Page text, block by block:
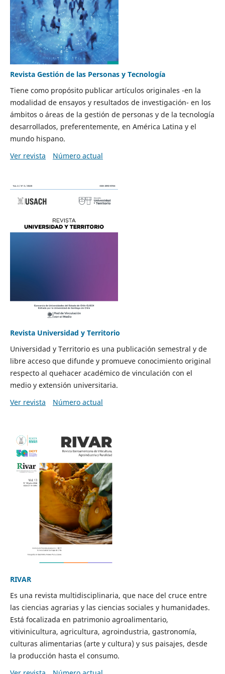
Revista Gestión de las Personas y Tecnología
Tiene como propósito publicar artículos originales -en la
modalidad de ensayos y resultados de investigación- en los
ámbitos o áreas de la gestión de personas y de la tecnología
desarrollados, preferentemente, en América Latina y el
mundo hispano.
Ver revista
Número actual
Revista Universidad y Territorio
Universidad y Territorio es una publicación semestral y de
libre acceso que difunde y promueve conocimiento original
respecto al quehacer académico de vinculación con el
medio y extensión universitaria.
Ver revista
Número actual
RIVAR
Es una revista multidisciplinaria, que nace del cruce entre
las ciencias agrarias y las ciencias sociales y humanidades.
Está focalizada en patrimonio agroalimentario,
vitivinicultura, agricultura, agroindustria, gastronomía,
culturas alimentarias (arte y cultura) y sus paisajes, desde
la producción hasta el consumo.